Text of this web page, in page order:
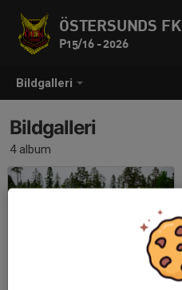
Bildgalleri
ÖSTERSUNDS FK
P15/16 - 2026
Bildgalleri
4 album